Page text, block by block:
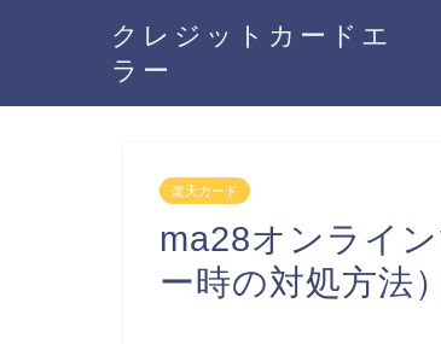
クレジットカードエ
ラー
楽天カード
ma28オンライ
ー時の対処方法）